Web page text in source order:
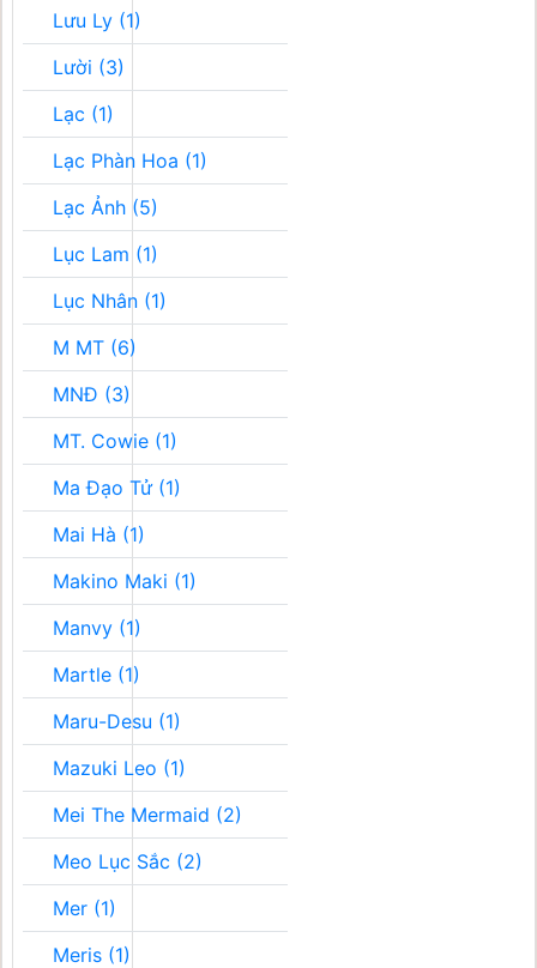
Lưu Ly (1)
Lười (3)
Lạc (1)
Lạc Phàn Hoa (1)
Lạc Ảnh (5)
Lục Lam (1)
Lục Nhân (1)
M MT (6)
MNĐ (3)
MT. Cowie (1)
Ma Đạo Tử (1)
Mai Hà (1)
Makino Maki (1)
Manvy (1)
Martle (1)
Maru-Desu (1)
Mazuki Leo (1)
Mei The Mermaid (2)
Meo Lục Sắc (2)
Mer (1)
Meris (1)